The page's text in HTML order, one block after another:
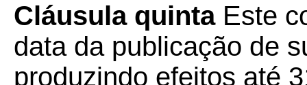
Cláusula quintaEste
data da publicação de
produzindo efeitos até